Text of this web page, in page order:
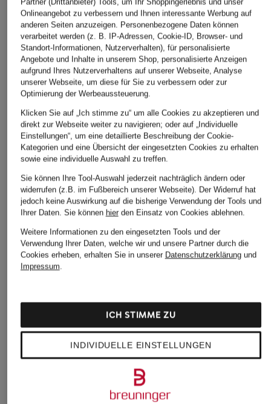
don't waste culture
T-Shirt AZEMARI
CHF 90
COS
Piqué-Poloshirt
CHF 55
Ursprünglich:CHF 75
don't waste culture
ORNAMENT
CHF 90
Weitere Kategorien
Bademäntel für Herren
Lederjacken für Damen
Lederjacken für Herren
Leinenkleider
Maxikleider
Partner (Drittanbieter) Tools, um Ihr Shoppingerlebnis und unser
Onlineangebot zu verbessern und Ihnen interessante Werbung auf
anderen Seiten anzuzeigen. Personenbezogene Daten können
verarbeitet werden (z. B. IP-Adressen, Cookie-ID, Browser- und
Standort-Informationen, Nutzerverhalten), für personalisierte
Angebote und Inhalte in unserem Shop, personalisierte Anzeigen
aufgrund Ihres Nutzerverhaltens auf unserer Webseite, Analyse
unserer Webseite, um diese für Sie zu verbessern oder zur
Optimierung der Werbeaussteuerung.
Klicken Sie auf „Ich stimme zu“ um alle Cookies zu akzeptieren und
direkt zur Webseite weiter zu navigieren; oder auf „Individuelle
Einstellungen“, um eine detaillierte Beschreibung der Cookie-
Kategorien und eine Übersicht der eingesetzten Cookies zu erhalten
sowie eine individuelle Auswahl zu treffen.
Sie können Ihre Tool-Auswahl jederzeit nachträglich ändern oder
widerrufen (z.B. im Fußbereich unserer Webseite). Der Widerruf hat
jedoch keine Auswirkung auf die bisherige Verwendung der Tools und
Ihrer Daten. Sie können hierden Einsatz von Cookies ablehnen.
Weitere Informationen zu den eingesetzten Tools und der
Verwendung Ihrer Daten, welche wir und unsere Partner durch die
Cookies erheben, erhalten Sie in unserer Datenschutzerklärungund
Impressum.
INDIVIDUELLE EINSTELLUNGEN
ICH STIMME ZU